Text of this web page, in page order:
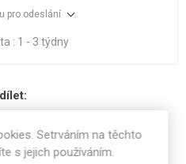
pro odeslání
: 1 - 3 týdny
Setrváním na těchto
s jejich používáním.